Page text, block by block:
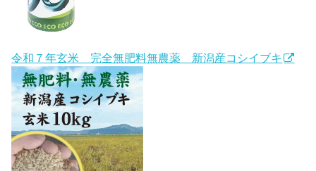
令和７年玄米 完全無肥料無農薬 新潟産コシイブキ